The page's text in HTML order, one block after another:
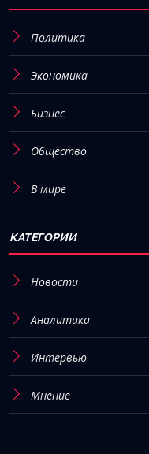
Политика
Экономика
Бизнес
Общество
В мире
КАТЕГОРИИ
Новости
Аналитика
Интервью
Мнение